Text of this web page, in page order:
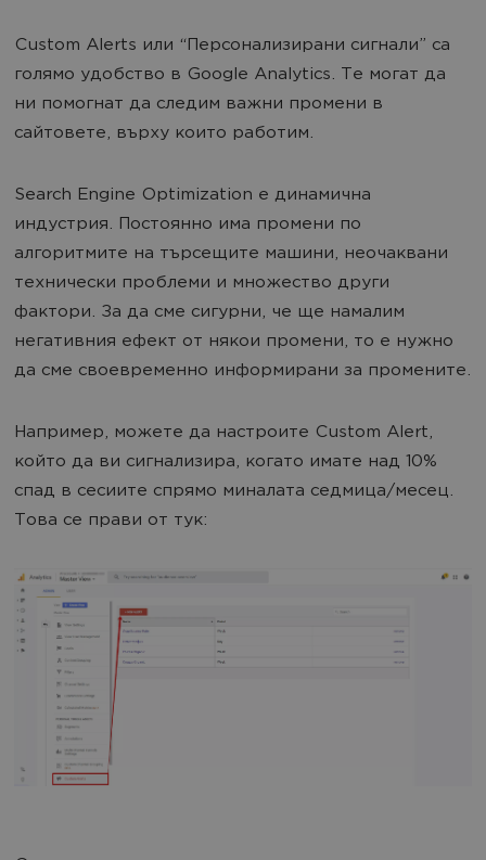
Custom Alerts или “Персонализирани сигнали” са
голямо удобство в Google Analytics. Те могат да
ни помогнат да следим важни промени в
сайтовете, върху които работим.
Search Engine Optimization е динамична
индустрия. Постоянно има промени по
алгоритмите на търсещите машини, неочаквани
технически проблеми и множество други
фактори. За да сме сигурни, че ще намалим
негативния ефект от някои промени, то е нужно
да сме своевременно информирани за промените.
Например, можете да настроите Custom Alert,
който да ви сигнализира, когато имате над 10%
спад в сесиите спрямо миналата седмица/месец.
Това се прави от тук: